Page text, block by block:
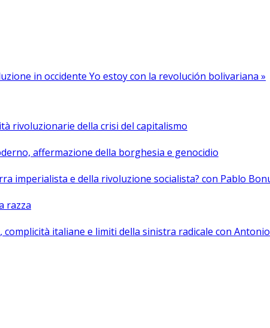
in occidente Yo estoy con la revolución bolivariana »
rivoluzionarie della crisi del capitalismo
affermazione della borghesia e genocidio
imperialista e della rivoluzione socialista? con Pablo
razza
italiane e limiti della sinistra radicale con